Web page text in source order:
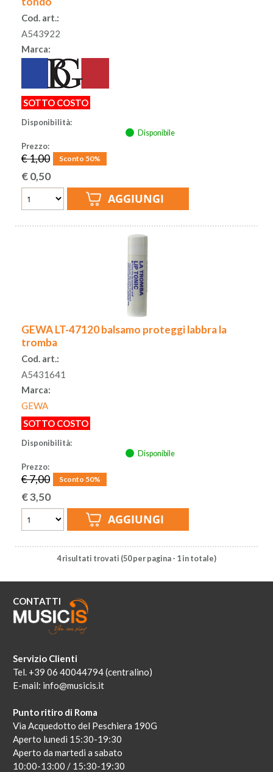
Cod. art.:
A543922
Marca:
SOTTO COSTO
Disponibilità:
Disponibile
Prezzo:
€ 1,00 Sconto 50%
€0,50
GEWA LT-47120 balsamo proteggi labbra la
tromba
Cod. art.:
A5431641
Marca:
GEWA
SOTTO COSTO
Disponibilità:
Disponibile
Prezzo:
€ 7,00 Sconto 50%
€3,50
4 risultati trovati (50 per pagina - 1 in totale)
CONTATTI
Servizio Clienti
Tel. +39 06 40044794 (centralino)
E-mail: info@musicis.it
Punto ritiro di Roma
Via Acquedotto del Peschiera 190G
Aperto lunedi 15:30-19:30
Aperto da martedi a sabato
10:00-13:00 / 15:30-19:30